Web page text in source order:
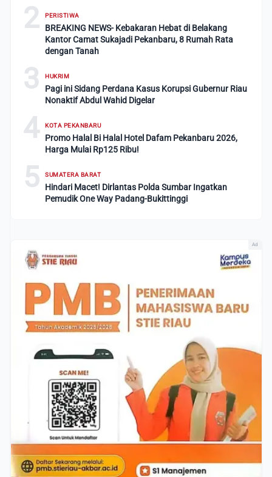
2 PERISTIWA
BREAKING NEWS- Kebakaran Hebat di Belakang
Kantor Camat Sukajadi Pekanbaru, 8 Rumah Rata
dengan Tanah
3 HUKRIM
Pagi ini Sidang Perdana Kasus Korupsi Gubernur Riau
Nonaktif Abdul Wahid Digelar
4 KOTA PEKANBARU
Promo Halal Bi Halal Hotel Dafam Pekanbaru 2026,
Harga Mulai Rp125 Ribu!
5 SUMATERA BARAT
Hindari Macet! Dirlantas Polda Sumbar Ingatkan
Pemudik One Way Padang-Bukittinggi
Ad